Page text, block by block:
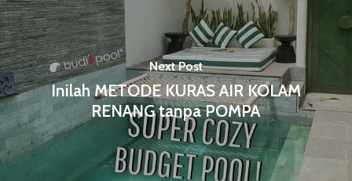
Next Post
Inilah METODE KURAS AIR KOLAM
RENANG tanpa POMPA